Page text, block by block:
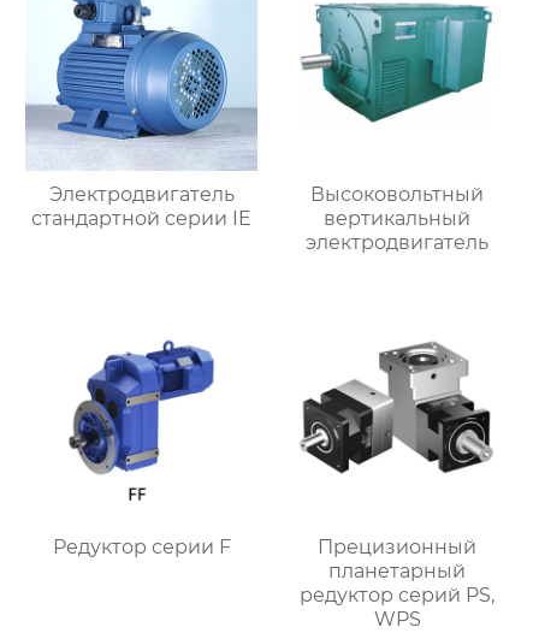
Электродвигатель
стандартной серии IE
Высоковольтный
вертикальный
электродвигатель
Редуктор серии F
Прецизионный
планетарный
редуктор серий PS,
WPS